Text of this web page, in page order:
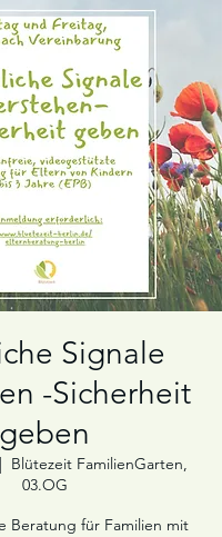
Signale
-Sicherheit
geben
Blütezeit FamilienGarten,
03.OG
Beratung für Familien mit